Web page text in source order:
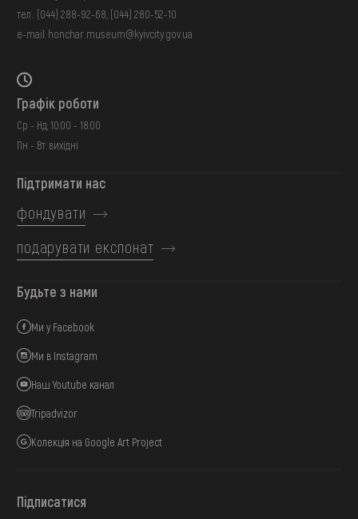
тел.: (044) 288-92-68 (044) 280-52-10
e-mail: honchar.museum@kyivcity.gov.ua
Графік роботи
Ср - Нд: 10:00 - 18:00
Пн - Вт: вихідні
Підтримати нас
фондувати
подарувати експонат
Будьте з нами
Ми у Facebook
Ми в Instagram
Наш Youtube канал
Tripadvizor
Колекція на Google Art Project
Підписатися